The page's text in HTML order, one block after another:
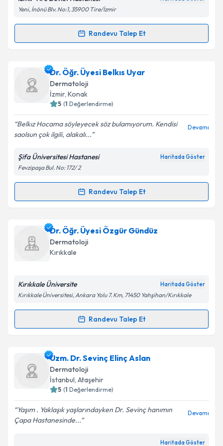
Kişisel verilerimin işlenmesine ilişkin
kapsamda işlenmesini kabul ediyorum.
Yeni, İnönü Blv. No:1, 35900 Tire/İzmir
Randevu Talep Et
Randevu Takvimi Talebi
Uzm. Dr. Songül Zor için randevu takvimi talebi
oluşturun. Size bu uzmandan randevu almanız için bir
takvim hazırlandığında e-posta ile bilgilendireceğiz.
Kişisel verilerimin işlenmesine ilişkin
Aydınlatma
Metni'ni okudum ve kişisel verilerimin belirtilen
kapsamda işlenmesini kabul ediyorum.
Dr. Öğr. Üyesi Belkıs Uyar
Dermatoloji
İzmir, Konak
5 (1 Değerlendirme)
Belkız Hocama söyleyecek söz bulamıyorum. Kendisi
saolsun çok ilgili, alakalı...
Devamı
Şifa Üniversitesi Hastanesi Haritada Göster
Fevzipaşa Bul. No: 172/ 2
Randevu Talep Et
Randevu Takvimi Talebi
Dr. Öğr. Üyesi Belkıs Uyariçin randevu takvimi talebi
oluşturun. Size bu uzmandan randevu almanız için bir
takvim hazırlandığında e-posta ile bilgilendireceğiz.
Kişisel verilerimin işlenmesine ilişkin
Metni'ni okudum ve kişisel verilerimin belirtilen
Takvim Talebini Gönder
Dr. Öğr. Üyesi Özgür Gündüz
Dermatoloji
Kırıkkale
Kırıkkale Üniversite Haritada Göster
Kırıkkale Üniversitesi, Ankara Yolu 7. Km, 71450 Yahşihan/Kırıkkale
Randevu Talep Et
Randevu Takvimi Talebi
Dr. Öğr. Üyesi Özgür Gündüziçin randevu takvimi
talebi oluşturun. Size bu uzmandan randevu almanız
için bir takvim hazırlandığında e-posta ile
bilgilendireceğiz.
E-posta Adresiniz
Uzm. Dr. Sevinç Elinç Aslan
Dermatoloji
İstanbul, Ataşehir
5 (1 Değerlendirme)
Yaşım . Yaklaşık yaşlarındayken Dr. Sevinç hanımın
Çapa Hastanesinde...
Devamı
Haritada Göster